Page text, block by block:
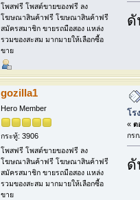
โพสฟรี โพสต์ขายของฟรี ลง
โฆษณาสินค้าฟรี โฆษณาสินค้าฟรี
สมัครสมาชิก ขายรถมือสอง แหล่ง
รวมของสะสม มากมายให้เลือกซื้อ
ขาย
ดั
gozilla1
Hero Member
กระทู้: 3906
โพสฟรี โพสต์ขายของฟรี ลง
โฆษณาสินค้าฟรี โฆษณาสินค้าฟรี
สมัครสมาชิก ขายรถมือสอง แหล่ง
รวมของสะสม มากมายให้เลือกซื้อ
ขาย
โร
« ต
กร
ดั